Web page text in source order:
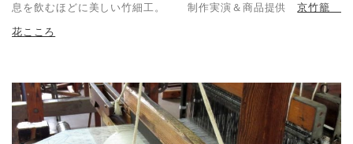
息を飲むほどに美しい竹細工。 制作実演＆商品提供京竹籠
花こころ